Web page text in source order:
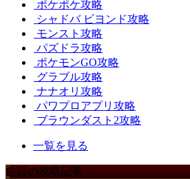
ポケポケ攻略
シャドバ ビヨンド攻略
モンスト攻略
パズドラ攻略
ポケモンGO攻略
グラブル攻略
ナナオリ攻略
パワプロアプリ攻略
ブラウンダスト2攻略
一覧を見る
注目の攻略記事